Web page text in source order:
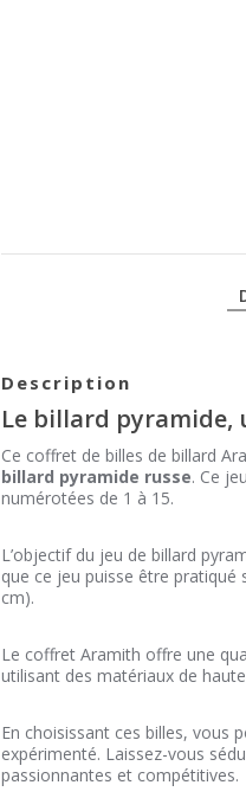
Description
Le billard pyramide,
Ce coffret de billes de billard
billard pyramide russe. Ce
numérotées de 1 à 15.
L’objectif du jeu de billard
que ce jeu puisse être pratiqué
cm).
Le coffret Aramith offre une
utilisant des matériaux de
En choisissant ces billes, vous
expérimenté. Laissez-vous
passionnantes et compétitives.